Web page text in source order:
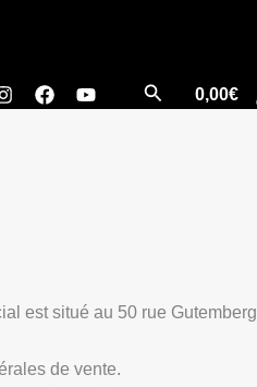
Rechercher
0,00€
est situé au 50 rue Gutemberg
de vente.